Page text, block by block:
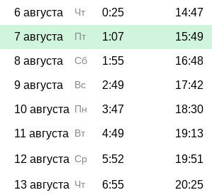
6 августа Чт 0:25 14:47
7 августа
Пт 1:07 15:49
8 августа
Сб 1:55 16:48
9 августа
Вс 2:49 17:42
10 августа Пн 3:47 18:30
11 августа
Вт 4:49 19:13
12 августа Ср 5:52 19:51
13 августа Чт 6:55 20:25